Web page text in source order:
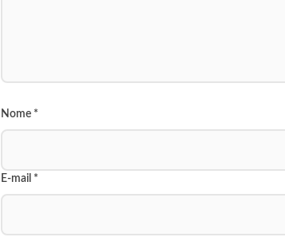
Nome *
E-mail *